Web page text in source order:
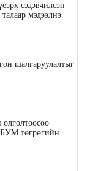
сэдэвчилсэн
мэдээлнэ
шалгаруулалтыг
төгрөгийн